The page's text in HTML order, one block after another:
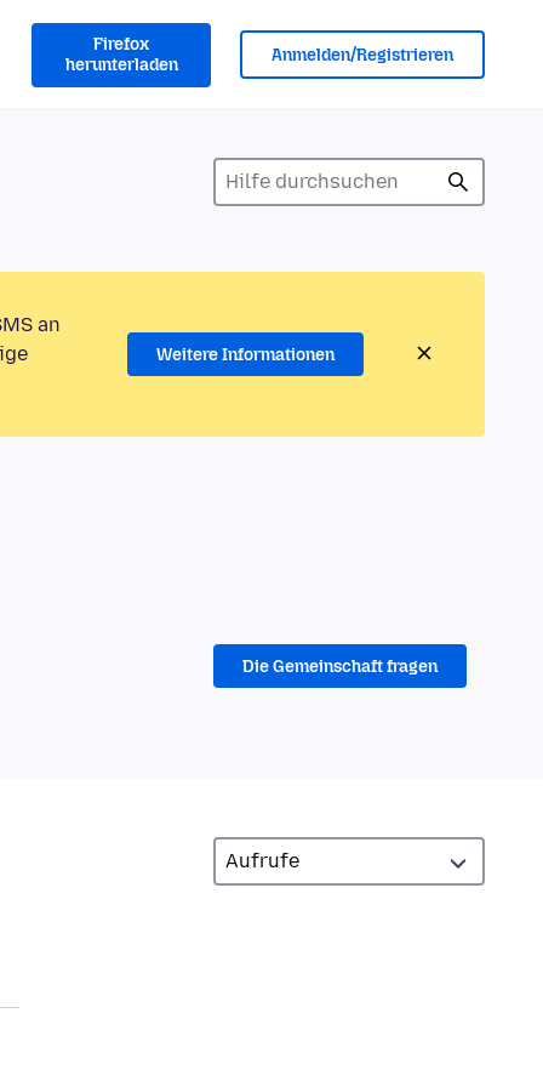
Firefox
herunterladen
Anmelden/Registrieren
an
Weitere Informationen
Die Gemeinschaft fragen